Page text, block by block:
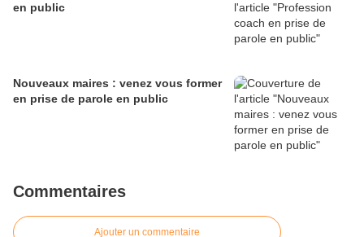
en public
Nouveaux maires : venez vous former
en prise de parole en public
Commentaires
Ajouter un commentaire